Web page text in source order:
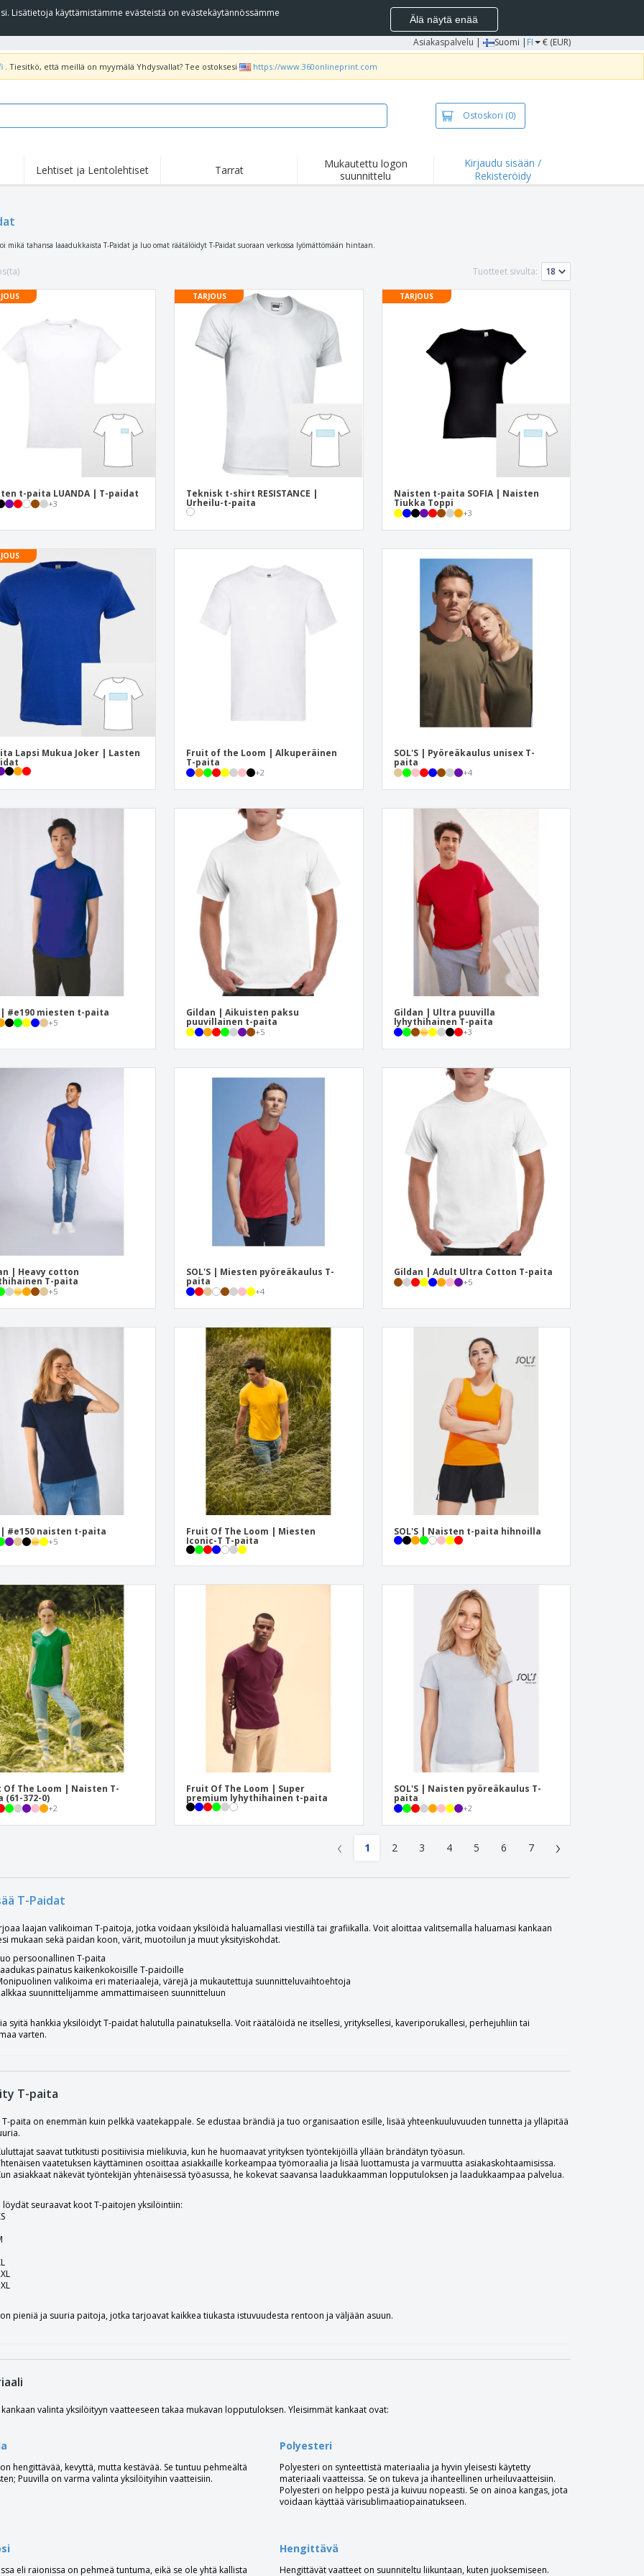
Lisätietoja käyttämistämme evästeistä on evästekäytännössämme
Älä näytä enää
Asiakaspalvelu | Suomi | FI € (EUR)
. Tiesitkö, että meillä on myymälä Yhdysvallat? Tee ostoksesi https://www.360onlineprint.com
Ostoskori (0)
Lehtiset ja Lentolehtiset Tarrat
Mukautettu logon
suunnittelu
Kirjaudu sisään /
Rekisteröidy
mikä tahansa laaadukkaista T-Paidat ja luo omat räätälöidyt T-Paidat suoraan verkossa lyömättömään hintaan.
Tuotteet sivulta:
t-paita LUANDA | T-paidat
+3
TARJOUS
Teknisk t-shirt RESISTANCE |
Urheilu-t-paita
TARJOUS
Naisten t-paita SOFIA | Naisten
Tiukka Toppi
+3
Lapsi Mukua Joker | Lasten Fruit of the Loom | Alkuperäinen
T-paita
+2
SOL'S | Pyöreäkaulus unisex T-
paita
+4
| #e190 miesten t-paita
+5
Gildan | Aikuisten paksu
puuvillainen t-paita
+5
Gildan | Ultra puuvilla
lyhythihainen T-paita
+3
| Heavy cotton
T-paita
+5
SOL'S | Miesten pyöreäkaulus T-
paita
+4
Gildan | Adult Ultra Cotton T-paita
+5
| #e150 naisten t-paita
+5
Fruit Of The Loom | Miesten
Iconic-T T-paita
SOL'S | Naisten t-paita hihnoilla
Of The Loom | Naisten T-
(61-372-0)
+2
Fruit Of The Loom | Super
premium lyhythihainen t-paita
SOL'S | Naisten pyöreäkaulus T-
paita
+2
‹ 1 2 3 4 5 6 7 ›
T-Paidat
laajan valikoiman T-paitoja, jotka voidaan yksilöidä haluamallasi viestillä tai grafiikalla. Voit aloittaa valitsemalla haluamasi kankaan
mukaan sekä paidan koon, värit, muotoilun ja muut yksityiskohdat.
persoonallinen T-paita
painatus kaikenkokoisille T-paidoille
valikoima eri materiaaleja, värejä ja mukautettuja suunnitteluvaihtoehtoja
suunnittelijamme ammattimaiseen suunnitteluun
syitä hankkia yksilöidyt T-paidat halutulla painatuksella. Voit räätälöidä ne itsellesi, yrityksellesi, kaveriporukallesi, perhejuhliin tai
varten.
T-paita
T-paita on enemmän kuin pelkkä vaatekappale. Se edustaa brändiä ja tuo organisaation esille, lisää yhteenkuuluvuuden tunnetta ja ylläpitää
saavat tutkitusti positiivisia mielikuvia, kun he huomaavat yrityksen työntekijöillä yllään brändätyn työasun.
vaatetuksen käyttäminen osoittaa asiakkaille korkeampaa työmoraalia ja lisää luottamusta ja varmuutta asiakaskohtaamisissa.
asiakkaat näkevät työntekijän yhtenäisessä työasussa, he kokevat saavansa laadukkaamman lopputuloksen ja laadukkaampaa palvelua.
löydät seuraavat koot T-paitojen yksilöintiin:
pieniä ja suuria paitoja, jotka tarjoavat kaikkea tiukasta istuvuudesta rentoon ja väljään asuun.
kankaan valinta yksilöityyn vaatteeseen takaa mukavan lopputuloksen. Yleisimmät kankaat ovat:
hengittävää, kevyttä, mutta kestävää. Se tuntuu pehmeältä
Puuvilla on varma valinta yksilöityihin vaatteisiin.
Polyesteri
Polyesteri on synteettistä materiaalia ja hyvin yleisesti käytetty
materiaali vaatteissa. Se on tukeva ja ihanteellinen urheiluvaatteisiin.
Polyesteri on helppo pestä ja kuivuu nopeasti. Se on ainoa kangas, jota
voidaan käyttää värisublimaatiopainatukseen.
eli raionissa on pehmeä tuntuma, eikä se ole yhtä kallista
Hengittävä
Hengittävät vaatteet on suunniteltu liikuntaan, kuten juoksemiseen.